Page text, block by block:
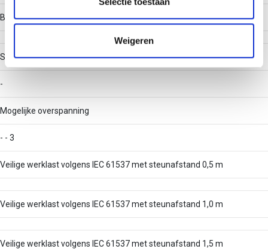
verzameld op basis van uw gebruik van hun services.
Weigeren
Belastingstesttype volgens IEC 61537
Stijgkabelladder
-
Mogelijke overspanning
- - 3
Veilige werklast volgens IEC 61537 met steunafstand 0,5 m
Veilige werklast volgens IEC 61537 met steunafstand 1,0 m
Veilige werklast volgens IEC 61537 met steunafstand 1,5 m